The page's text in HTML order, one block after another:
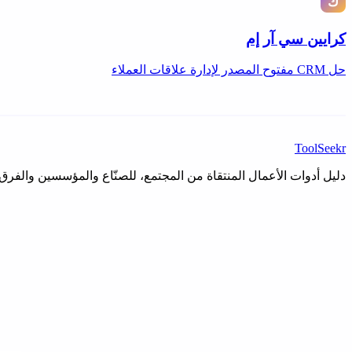
كرايين سي آر إم
حل CRM مفتوح المصدر لإدارة علاقات العملاء
ToolSeekr
دليل أدوات الأعمال المنتقاة من المجتمع، للصنّاع والمؤسسين